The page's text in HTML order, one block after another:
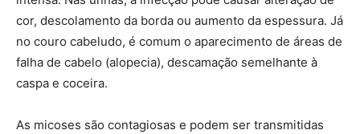
cor, descolamento da borda ou aumento da espessura. Já
no couro cabeludo, é comum o aparecimento de áreas de
falha de cabelo (alopecia), descamação semelhante à
caspa e coceira.
As micoses são contagiosas e podem ser transmitidas